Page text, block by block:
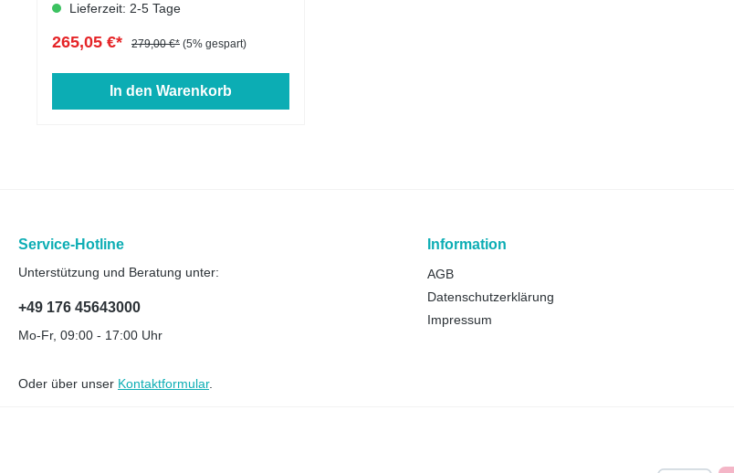
Lieferzeit: 2-5 Tage
265,05 €* 279,00 €* (5% gespart)
In den Warenkorb
Service-Hotline
Unterstützung und Beratung unter:
+49 176 45643000
Mo-Fr, 09:00 - 17:00 Uhr
Oder über unser Kontaktformular.
Information
AGB
Datenschutzerklärung
Impressum